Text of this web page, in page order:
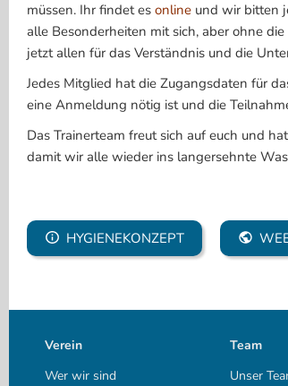
müssen. Ihr findet es online und wir bitten
alle Besonderheiten mit sich, aber ohne
jetzt allen für das Verständnis und die
Jedes Mitglied hat die Zugangsdaten für
eine Anmeldung nötig ist und die
Das Trainerteam freut sich auf euch und
damit wir alle wieder ins langersehnte
HYGIENEKONZEPT
Verein
Wer wir sind
Team
Unser